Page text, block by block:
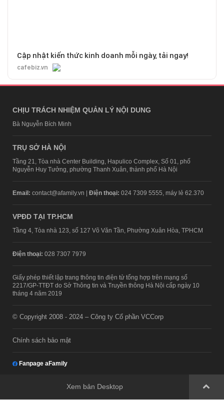
Cập nhật kiến thức kinh doanh mỗi ngày, tải ngay!
cafebiz.vn
CHỊU TRÁCH NHIỆM QUẢN LÝ NỘI DUNG
Bà Nguyễn Bích Minh
TRỤ SỞ HÀ NỘI
Tầng 21, Tòa nhà Center Building, Hapulico Complex, Số 01, phố
Nguyễn Huy Tưởng, phường Thanh Xuân, thành phố Hà Nội
Email: contact@afamily.vn | Điện thoại: 024 7309 5555, máy lẻ 62.370
VPĐD TẠI TP.HCM
Tầng 4, Tòa nhà 123, số 127 Võ Văn Tần, Phường Xuân Hòa, TPHCM
Điện thoại: 028 7307 7979
Giấy phép thiết lập trang thông tin điện tử tổng hợp trên mạng số
2217/GP-TTĐT do Sở Thông tin và Truyền thông Hà Nội cấp ngày 10
tháng 4 năm 2019
© Copyright 2008 - 2024 – Công ty Cổ phần VCCorp
Chính sách bảo mật
Fanpage aFamily
Xem bản Desktop